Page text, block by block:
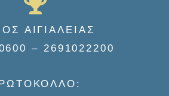
ΑΙΓΙΑΛΕΙΑΣ
– 2691022200